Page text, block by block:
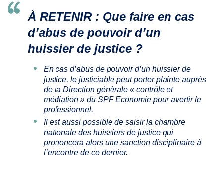
À RETENIR : Que faire en cas
d’abus de pouvoir d’un
huissier de justice ?
En cas d’abus de pouvoir d’un huissier de
justice, le justiciable peut porter plainte auprès
de la Direction générale « contrôle et
médiation » du SPF Economie pour avertir le
professionnel.
Il est aussi possible de saisir la chambre
nationale des huissiers de justice qui
prononcera alors une sanction disciplinaire à
l’encontre de ce dernier.